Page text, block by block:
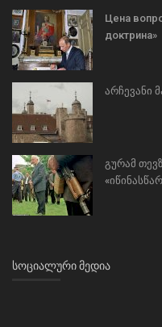
Цена
доктрина»
არჩევანი
გურამ
ᲡᲝᲪᲘᲐᲚᲣᲠᲘ ᲛᲔᲓᲘᲐ